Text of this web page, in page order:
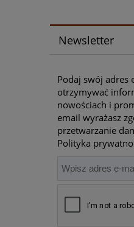
Newsletter
Podaj swój adres
otrzymywać
nowościach i
email wyrażasz
przetwarzanie
Polityka